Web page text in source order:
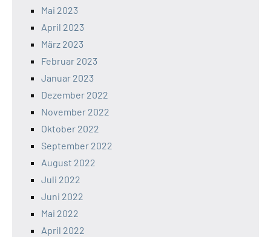
Mai 2023
April 2023
März 2023
Februar 2023
Januar 2023
Dezember 2022
November 2022
Oktober 2022
September 2022
August 2022
Juli 2022
Juni 2022
Mai 2022
April 2022